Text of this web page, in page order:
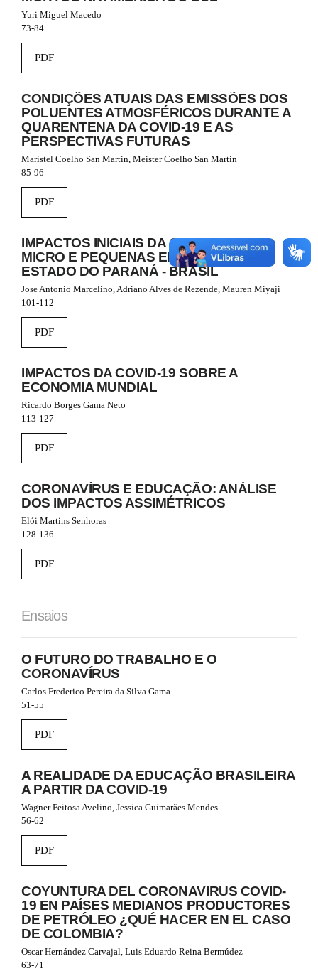
a
p
3
c
e
s
s
b
l
e
m
n
u
.
a
c
n
t
e
n
t
#
p
u
g
s
h
e
e
s
.
b
t
r
a
p
3
.
c
e
s
s
i
Yuri Miguel Macedo
73-84
PDF
CONDIÇÕES ATUAIS DAS EMISSÕES DOS
POLUENTES ATMOSFÉRICOS DURANTE A
QUARENTENA DA COVID-19 E AS
PERSPECTIVAS FUTURAS
Maristel Coelho San Martin, Meister Coelho San Martin
85-96
PDF
IMPACTOS INICIAIS DA COVID-19 NAS
MICRO E PEQUENAS EMPRESAS DO
ESTADO DO PARANÁ - BRASIL
Jose Antonio Marcelino, Adriano Alves de Rezende, Mauren Miyaji
101-112
PDF
IMPACTOS DA COVID-19 SOBRE A
ECONOMIA MUNDIAL
Ricardo Borges Gama Neto
113-127
PDF
CORONAVÍRUS E EDUCAÇÃO: ANÁLISE
DOS IMPACTOS ASSIMÉTRICOS
Elói Martins Senhoras
128-136
PDF
Ensaios
O FUTURO DO TRABALHO E O
CORONAVÍRUS
Carlos Frederico Pereira da Silva Gama
51-55
PDF
A REALIDADE DA EDUCAÇÃO BRASILEIRA
A PARTIR DA COVID-19
Wagner Feitosa Avelino, Jessica Guimarães Mendes
56-62
PDF
COYUNTURA DEL CORONAVIRUS COVID-
19 EN PAÍSES MEDIANOS PRODUCTORES
DE PETRÓLEO ¿QUÉ HACER EN EL CASO
DE COLOMBIA?
Oscar Hernández Carvajal, Luis Eduardo Reina Bermúdez
63-71